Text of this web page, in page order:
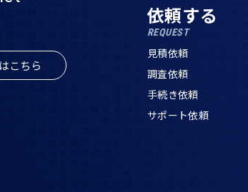
こちら
依頼する
REQUEST
見積依頼
調査依頼
手続き依頼
サポート依頼